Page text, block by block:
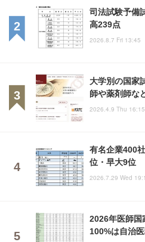
司法試験予備
高239点
2026.8.7 Fri 13:45
大学別の国家
師や薬剤師な
2026.4.9 Thu 16:15
有名企業400
位・早大9位
2026.7.29 Wed
2026年医師
100%は自治